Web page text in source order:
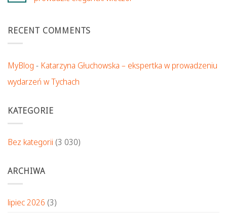
RECENT COMMENTS
MyBlog - Katarzyna Głuchowska – ekspertka w prowadzeniu
wydarzeń w Tychach
KATEGORIE
Bez kategorii (3 030)
ARCHIWA
lipiec 2026 (3)